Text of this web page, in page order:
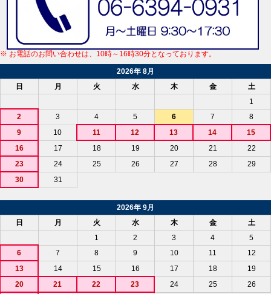
※ お電話のお問い合わせは、10時～16時30分となっております。
2026年 8月
日
月 火 水 木 金
土
1
2
3 4 5 6 7
8
9
10 11 12 13 14
15
16
17 18 19 20 21
22
23
24 25 26 27 28
29
30
31
2026年 9月
日
月 火 水 木 金
土
1
2 3 4
5
6
7 8 9 10 11
12
13
14 15 16 17 18
19
20
21 22 23 24 25 26